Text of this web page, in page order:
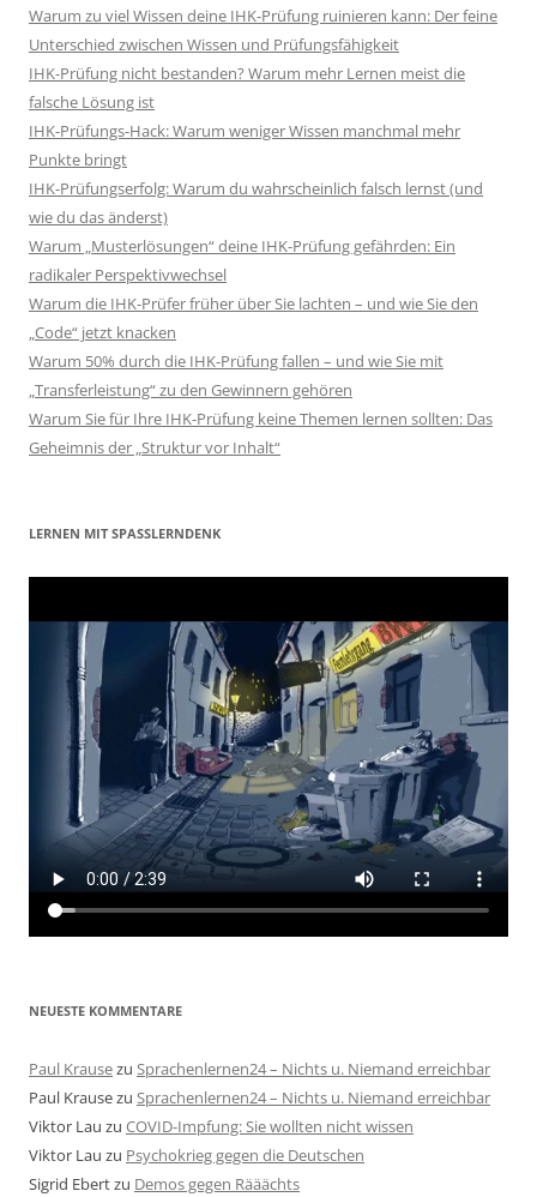
Warum zu viel Wissen deine IHK-Prüfung ruinieren kann: Der feine
Unterschied zwischen Wissen und Prüfungsfähigkeit
IHK-Prüfung nicht bestanden? Warum mehr Lernen meist die
falsche Lösung ist
IHK-Prüfungs-Hack: Warum weniger Wissen manchmal mehr
Punkte bringt
IHK-Prüfungserfolg: Warum du wahrscheinlich falsch lernst (und
wie du das änderst)
Warum „Musterlösungen“ deine IHK-Prüfung gefährden: Ein
radikaler Perspektivwechsel
Warum die IHK-Prüfer früher über Sie lachten – und wie Sie den
„Code“ jetzt knacken
Warum 50% durch die IHK-Prüfung fallen – und wie Sie mit
„Transferleistung“ zu den Gewinnern gehören
Warum Sie für Ihre IHK-Prüfung keine Themen lernen sollten: Das
Geheimnis der „Struktur vor Inhalt“
LERNEN MIT SPASSLERNDENK
NEUESTE KOMMENTARE
Paul Krausezu Sprachenlernen24 – Nichts u. Niemand erreichbar
Paul Krausezu Sprachenlernen24 – Nichts u. Niemand erreichbar
Viktor Lau zu COVID-Impfung: Sie wollten nicht wissen
Viktor Lau zu Psychokrieg gegen die Deutschen
Sigrid Ebertzu Demos gegen Rääächts